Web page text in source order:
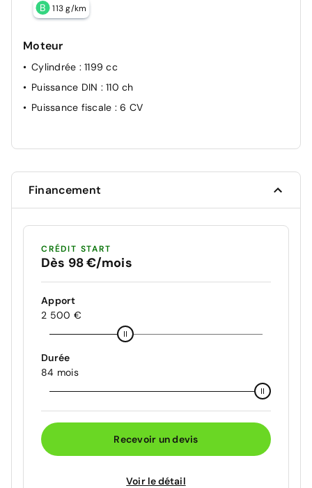
B 113 g/km
Moteur
Cylindrée : 1199 cc
Puissance DIN : 110 ch
Puissance fiscale : 6 CV
Financement
CRÉDIT START
Dès 98 €/mois
Apport
2 500 €
Durée
84 mois
Recevoir un devis
Voir le détail